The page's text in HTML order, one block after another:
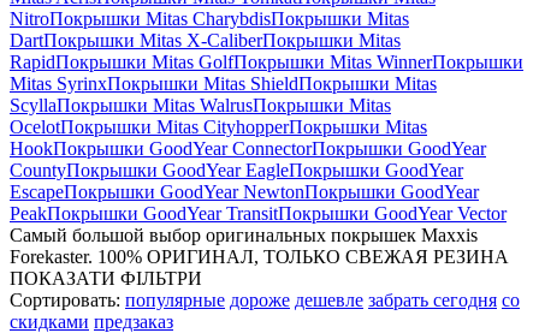
NitroПокрышки Mitas CharybdisПокрышки Mitas
DartПокрышки Mitas X-CaliberПокрышки Mitas
RapidПокрышки Mitas GolfПокрышки Mitas WinnerПокрышки
Mitas SyrinxПокрышки Mitas ShieldПокрышки Mitas
ScyllaПокрышки Mitas WalrusПокрышки Mitas
OcelotПокрышки Mitas CityhopperПокрышки Mitas
HookПокрышки GoodYear ConnectorПокрышки GoodYear
CountyПокрышки GoodYear EagleПокрышки GoodYear
EscapeПокрышки GoodYear NewtonПокрышки GoodYear
PeakПокрышки GoodYear TransitПокрышки GoodYear Vector
Самый большой выбор оригинальных покрышек Maxxis
Forekaster. 100% ОРИГИНАЛ, ТОЛЬКО СВЕЖАЯ РЕЗИНА
ПОКАЗАТИ ФІЛЬТРИ
Сортировать: популярные дороже дешевле забрать сегодня со
скидками предзаказ